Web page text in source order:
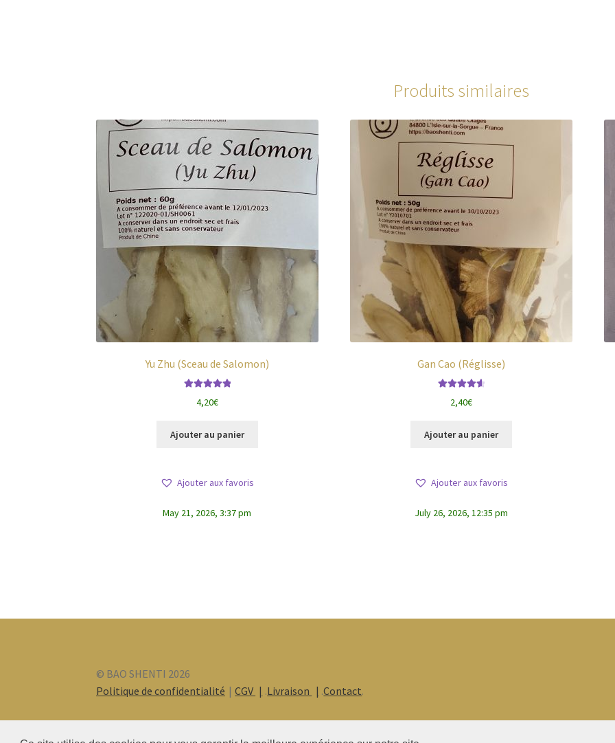
Produits similaires
Yu Zhu (Sceau de Salomon)
4,20€
Ajouter au panier
Ajouter aux favoris
May 21, 2026, 3:37 pm
Gan Cao (Réglisse)
sur 5
2,40€
Ajouter au panier
Ajouter aux favoris
July 26, 2026, 12:35 pm
© BAO SHENTI 2026
Politique de confidentialité
CGV .Livraison .Contact.